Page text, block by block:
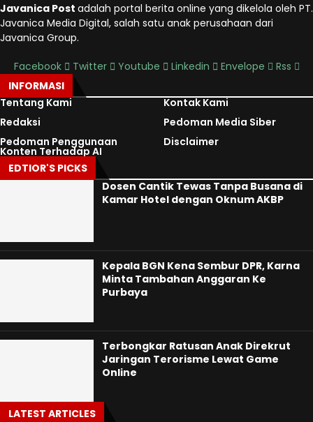
Javanica Post adalah portal berita online yang dikelola oleh PT.
Javanica Media Digital, salah satu anak perusahaan dari
Javanica Group.
Facebook Twitter Youtube Linkedin Envelope
Rss
INFORMASI
Tentang Kami
Kontak Kami
Redaksi
Pedoman Media Siber
Pedoman Penggunaan
Konten Terhadap AI
Disclaimer
EDTIOR'S PICKS
Dosen Cantik Tewas Tanpa Busana di
Kamar Hotel dengan Oknum AKBP
Kepala BGN Kena Sembur DPR, Karna
Minta Tambahan Anggaran Ke
Purbaya
Terbongkar Ratusan Anak Direkrut
Jaringan Terorisme Lewat Game
Online
LATEST ARTICLES